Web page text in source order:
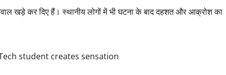
खड़े कर दिए हैं। स्थानीय लोगों में भी घटना के बाद दहशत और आक्रोश का
student creates sensation